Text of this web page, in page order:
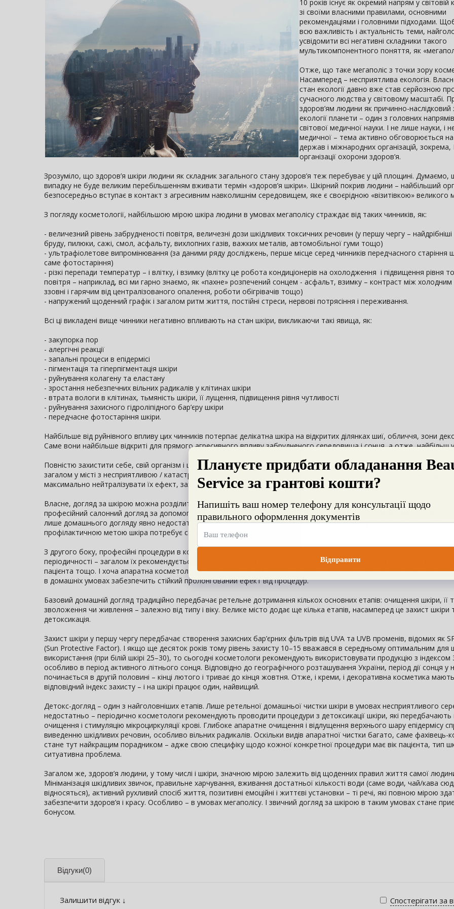
10 років існує як окремий напрям у світовій
зі своїми власними правилами, основними
рекомендаціями і головними підходами.
всю важливість і актуальність теми,
усвідомити всі негативні складники такого
мультикомпонентного поняття, як
Отже, що таке мегаполіс з точки зору
Насамперед – несприятлива екологія.
стан екології давно вже став серйозною
сучасного людства у світовому масштабі.
здоров’ям людини як причинно-наслідковий
екології планети – один з головних
світової медичної науки. І не лише науки, і
медичної – тема активно обговорюється на
держав і міжнародних організацій, зокрема,
організації охорони здоров’я.
Зрозуміло, що здоров’я шкіри людини як складник загального стану здоров’я теж перебуває у цій площині.
випадку не буде великим перебільшенням вживати термін «здоров’я шкіри». Шкірний покрив людини – найбільший
безпосередньо вступає в контакт з агресивним навколишнім середовищем, яке є своєрідною «візитівкою» великого
З погляду косметології, найбільшою мірою шкіра людини в умовах мегаполісу страждає від таких чинників, як:
- величезний рівень забрудненості повітря, величезні дози шкідливих токсичних речовин (у першу чергу –
бруду, пилюки, сажі, смол, асфальту, вихлопних газів, важких металів, автомобільної гуми тощо)
- ультрафіолетове випромінювання (за даними ряду досліджень, перше місце серед чинників передчасного старіння
саме фотостаріння)
- різкі перепади температур – і влітку, і взимку (влітку це робота кондиціонерів на охолодження і підвищення рівня
повітря – наприклад, всі ми гарно знаємо, як «пахне» розпечений сонцем - асфальт, взимку – контраст між холодним
ззовні і гарячим від централізованого опалення, роботи обігрівачів тощо)
- напружений щоденний графік і загалом ритм життя, постійні стреси, нервові потрясіння і переживання.
Всі ці викладені вище чинники негативно впливають на стан шкіри, викликаючи такі явища, як:
- закупорка пор
- алергічні реакції
- запальні процеси в епідермісі
- пігментація та гіперпігментація шкіри
- руйнування колагену та еластану
- зростання небезпечних вільних радикалів у клітинах шкіри
- втрата вологи в клітинах, тьмяність шкіри, її лущення, підвищення рівня чутливості
- руйнування захисного гідроліпідного бар’єру шкіри
- передчасне фотостаріння шкіри.
Найбільше від руйнівного впливу цих чинників потерпає делікатна шкіра на відкритих ділянках шиї, обличчя, зони
Саме вони найбільше відкриті для прямого агресивного впливу забрудненого середовища і сонця, а отже, найбільш
Повністю захистити себе, свій організм і шкіру від дії шкідливих чинників в умовах постійного проживання у великому
загалом у місті з несприятливою / катастрофічною екологічною обстановкою) – нереально. Єдине, чим можна
максимально нейтралізувати їх ефект, захищаючи свою шкіру і відновлюючи її.
Власне, догляд за шкірою можна розділити на 2 основні складники. Перший – це правильний щоденний домашній
професійний салонний догляд за допомогою апаратної косметології. Ці два складники тісно пов’язані між собою. З
лише домашнього догляду явно недостатньо, щоб протягом тривалого часу зберігати красу і молодість шкіри. З
профілактичною метою шкіра потребує серйознішого косметологічного втручання.
З другого боку, професійні процедури в косметологічному кабінеті чи салоні краси мають свої правила, у т.ч. щодо
періодичності – загалом їх рекомендується проводити курсами кілька разів на рік в залежності від потреб шкіри, її
пацієнта тощо. І хоча апаратна косметологія дуже ефективна і результативна, щоденна коректна підтримка
в домашніх умовах забезпечить стійкий пролонгований ефект від процедур.
Базовий домашній догляд традиційно передбачає ретельне дотримання кількох основних етапів: очищення шкіри, її
зволоження чи живлення – залежно від типу і віку. Велике місто додає ще кілька етапів, насамперед це захист шкіри
детоксикація.
Захист шкіри у першу чергу передбачає створення захисних бар’єрних фільтрів від UVA та UVВ променів, відомих як
(Sun Protective Factor). І якщо ще десяток років тому рівень захисту 10–15 вважався в середньому оптимальним для
використання (при білій шкірі 25–30), то сьогодні косметологи рекомендують використовувати продукцію з індексом
особливо в період активного літнього сонця. Відповідно до географічного розташування України, період дії сонця у
починається в другій половині – кінці лютого і триває до кінця жовтня. Отже, і креми, і декоративна косметика
відповідний індекс захисту – і на шкірі працює один, найвищий.
Детокс-догляд – один з найголовніших етапів. Лише ретельної домашньої чистки шкіри в умовах несприятливого
недостатньо – періодично косметологи рекомендують проводити процедури з детоксикації шкіри, які передбачають
очищення і стимуляцію мікроциркуляції крові. Глибоке апаратне очищення і відлущення верхнього шару епідермісу
виведенню шкідливих речовин, особливо вільних радикалів. Оскільки видів апаратної чистки багато, саме фахівець-
стане тут найкращим порадником – адже свою специфіку щодо кожної конкретної процедури має вік пацієнта, тип
ситуативна проблема.
Загалом же, здоров’я людини, у тому числі і шкіри, значною мірою залежить від щоденних правил життя самої
Мініманізація шкідливих звичок, правильне харчування, вживання достатньої кількості води (саме води, чай/кава
відносяться), активний рухливий спосіб життя, позитивні емоційні і життєві установки – ті речі, які повною мірою
забезпечити здоров’я і красу. Особливо – в умовах мегаполісу. І звичний догляд за шкірою в таким умовах стане
бонусом.
Відгуки(0)
Спостерігати за
Залишити відгук ↓